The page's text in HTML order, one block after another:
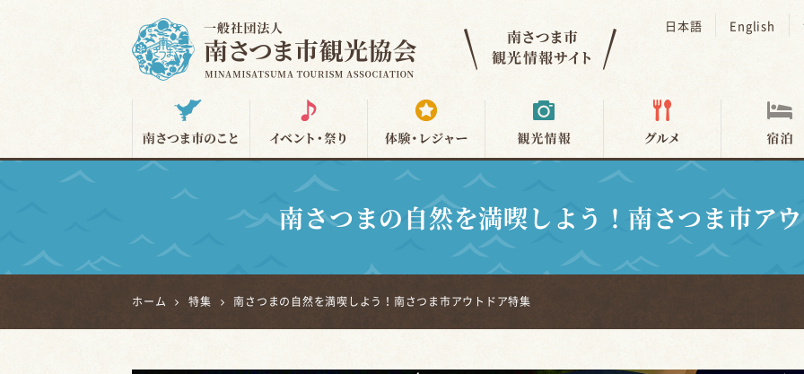
日本語 English
南さつまの自然を満喫しよう！南さつま市ア
ホーム 特集 南さつまの自然を満喫しよう！南さつま市アウトドア特集